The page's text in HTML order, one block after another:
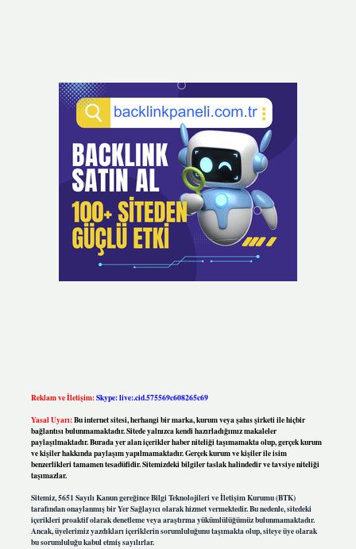
Reklam ve İletişim:Skype: live:.cid.575569c608265c69
Yasal Uyarı:Bu internet sitesi, herhangi bir marka, kurum veya şahıs şirketi ile hiçbir
bağlantısı bulunmamaktadır. Sitede yalnızca kendi hazırladığımız makaleler
paylaşılmaktadır. Burada yer alan içerikler haber niteliği taşımamakta olup, gerçek kurum
ve kişiler hakkında paylaşım yapılmamaktadır. Gerçek kurum ve kişiler ile isim
benzerlikleri tamamen tesadüfidir. Sitemizdeki bilgiler taslak halindedir ve tavsiye niteliği
taşımazlar.
Sitemiz, 5651 Sayılı Kanun gereğince Bilgi Teknolojileri ve İletişim Kurumu (BTK)
tarafından onaylanmış bir Yer Sağlayıcı olarak hizmet vermektedir. Bu nedenle, sitedeki
içerikleri proaktif olarak denetleme veya araştırma yükümlülüğümüz bulunmamaktadır.
Ancak, üyelerimiz yazdıkları içeriklerin sorumluluğunu taşımakta olup, siteye üye olarak
bu sorumluluğu kabul etmiş sayılırlar.